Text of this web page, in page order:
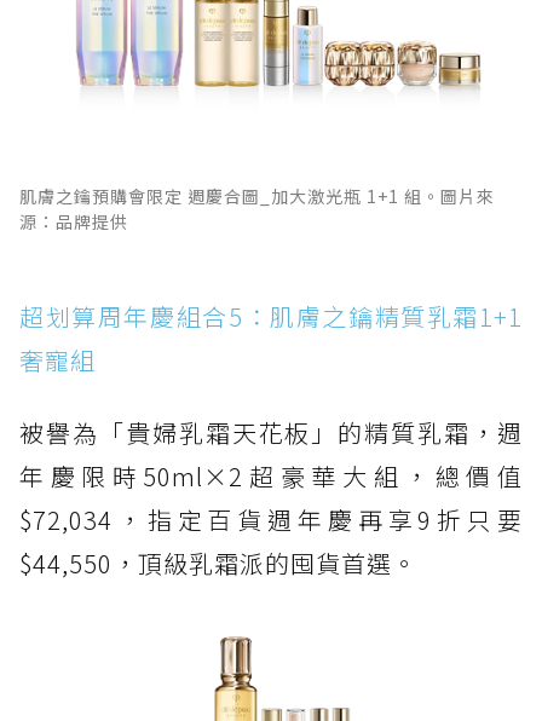
肌膚之鑰預購會限定 週慶合圖_加大激光瓶 1+1 組。圖片來
源：品牌提供
超划算周年慶組合5：肌膚之鑰精質乳霜1+1
奢寵組
被譽為「貴婦乳霜天花板」的精質乳霜，週
年慶限時50ml×2超豪華大組，總價值
$72,034，指定百貨週年慶再享9折只要
$44,550，頂級乳霜派的囤貨首選。